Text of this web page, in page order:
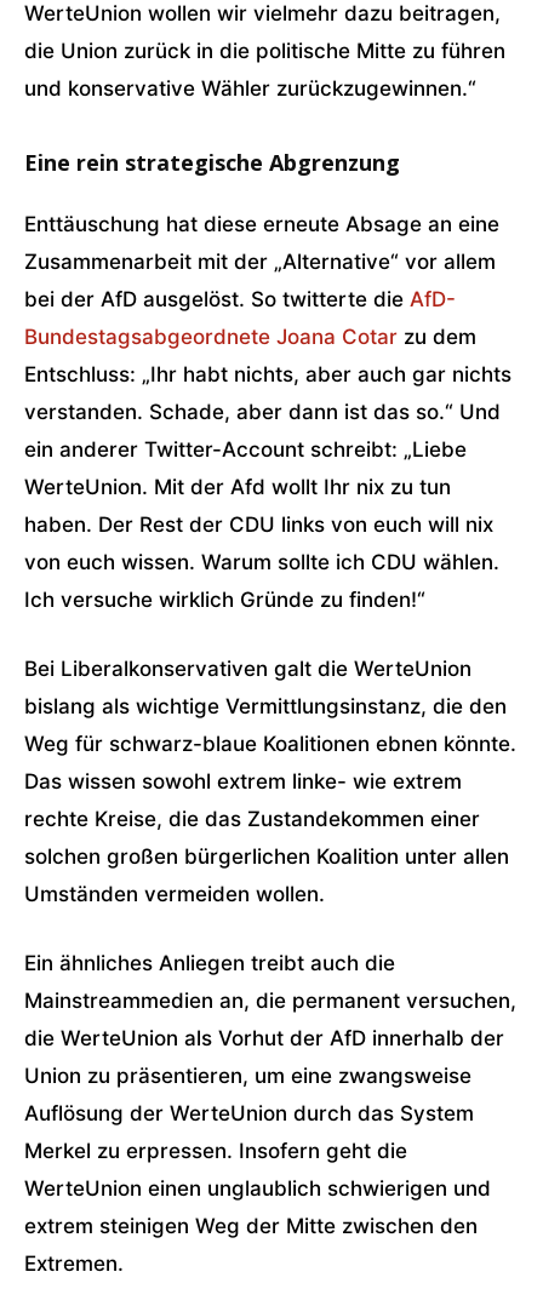
WerteUnion wollen wir vielmehr dazu beitragen,
die Union zurück in die politische Mitte zu führen
und konservative Wähler zurückzugewinnen.“
Eine rein strategische Abgrenzung
Enttäuschung hat diese erneute Absage an eine
Zusammenarbeit mit der „Alternative“ vor allem
bei der AfD ausgelöst. So twitterte die AfD-
Bundestagsabgeordnete Joana Cotar zu dem
Entschluss: „Ihr habt nichts, aber auch gar nichts
verstanden. Schade, aber dann ist das so.“ Und
ein anderer Twitter-Account schreibt: „Liebe
WerteUnion. Mit der Afd wollt Ihr nix zu tun
haben. Der Rest der CDU links von euch will nix
von euch wissen. Warum sollte ich CDU wählen.
Ich versuche wirklich Gründe zu finden!“
Bei Liberalkonservativen galt die WerteUnion
bislang als wichtige Vermittlungsinstanz, die den
Weg für schwarz-blaue Koalitionen ebnen könnte.
Das wissen sowohl extrem linke- wie extrem
rechte Kreise, die das Zustandekommen einer
solchen großen bürgerlichen Koalition unter allen
Umständen vermeiden wollen.
Ein ähnliches Anliegen treibt auch die
Mainstreammedien an, die permanent versuchen,
die WerteUnion als Vorhut der AfD innerhalb der
Union zu präsentieren, um eine zwangsweise
Auflösung der WerteUnion durch das System
Merkel zu erpressen. Insofern geht die
WerteUnion einen unglaublich schwierigen und
extrem steinigen Weg der Mitte zwischen den
Extremen.